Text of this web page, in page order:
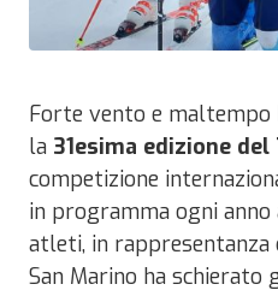
Forte vento e
la 31esima edizione
competizione
in programma ogni
atleti, in rappresentanza
San Marino ha